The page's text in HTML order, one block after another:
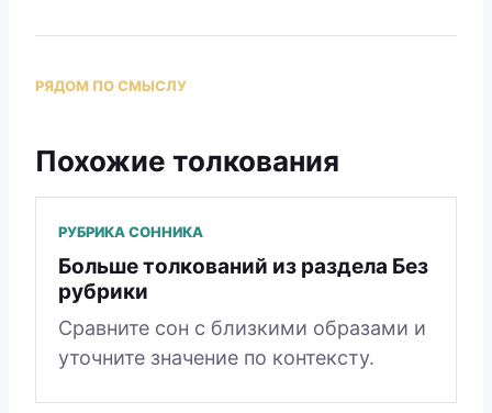
РЯДОМ ПО СМЫСЛУ
Похожие толкования
РУБРИКА СОННИКА
Больше толкований из раздела Без
рубрики
Сравните сон с близкими образами и
уточните значение по контексту.